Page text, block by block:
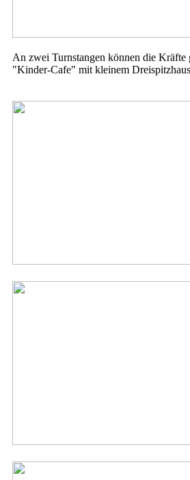
An zwei Turnstangen können die Kräfte
"Kinder-Cafe" mit kleinem